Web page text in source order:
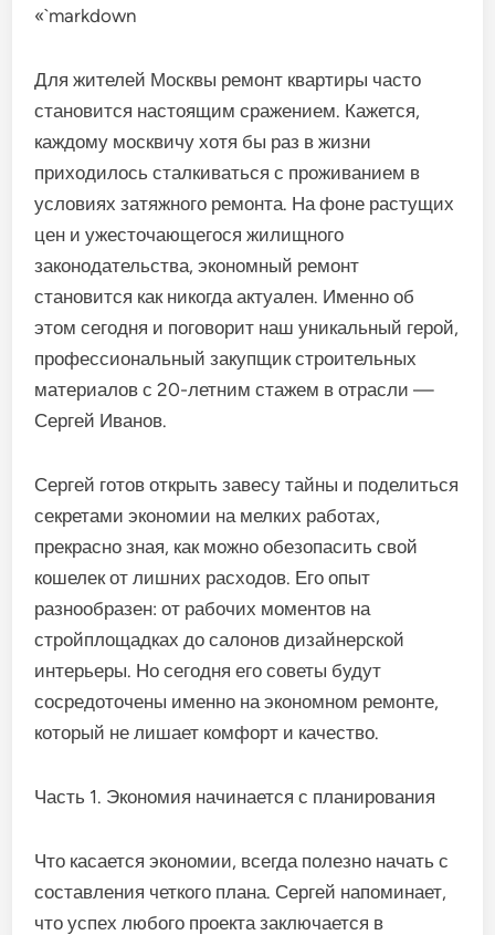
«`markdown
Для жителей Москвы ремонт квартиры часто
становится настоящим сражением. Кажется,
каждому москвичу хотя бы раз в жизни
приходилось сталкиваться с проживанием в
условиях затяжного ремонта. На фоне растущих
цен и ужесточающегося жилищного
законодательства, экономный ремонт
становится как никогда актуален. Именно об
этом сегодня и поговорит наш уникальный герой,
профессиональный закупщик строительных
материалов с 20-летним стажем в отрасли —
Сергей Иванов.
Сергей готов открыть завесу тайны и поделиться
секретами экономии на мелких работах,
прекрасно зная, как можно обезопасить свой
кошелек от лишних расходов. Его опыт
разнообразен: от рабочих моментов на
стройплощадках до салонов дизайнерской
интерьеры. Но сегодня его советы будут
сосредоточены именно на экономном ремонте,
который не лишает комфорт и качество.
Часть 1. Экономия начинается с планирования
Что касается экономии, всегда полезно начать с
составления четкого плана. Сергей напоминает,
что успех любого проекта заключается в